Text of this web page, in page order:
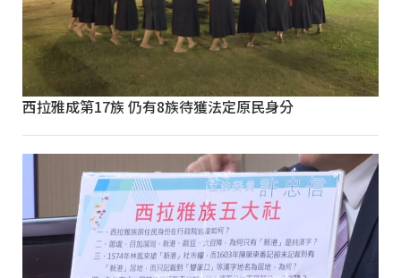
西拉雅成第17族 仍有8族待獲法定原民身分